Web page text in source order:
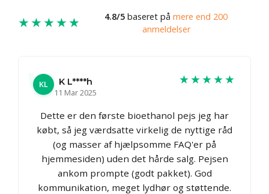
★★★★★ 4.8/5 baseret på mere end 200
anmeldelser
KL
K L****h
11 Mar 2025
★★★★★
Dette er den første bioethanol pejs jeg har
købt, så jeg værdsatte virkelig de nyttige råd
(og masser af hjælpsomme FAQ'er på
hjemmesiden) uden det hårde salg. Pejsen
ankom prompte (godt pakket). God
kommunikation, meget lydhør og støttende.